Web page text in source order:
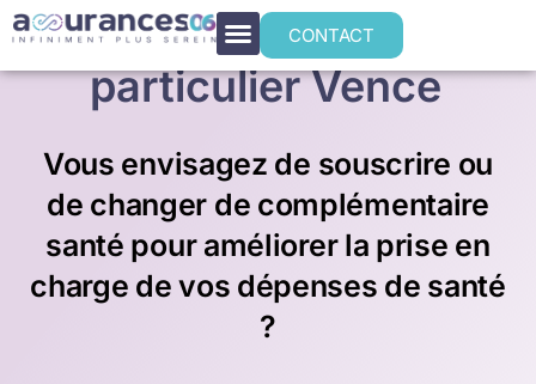
CONTACT
Mutuelle santé
particulier Vence
Vous envisagez de souscrire ou
de changer de complémentaire
santé pour améliorer la prise en
charge de vos dépenses de santé
?